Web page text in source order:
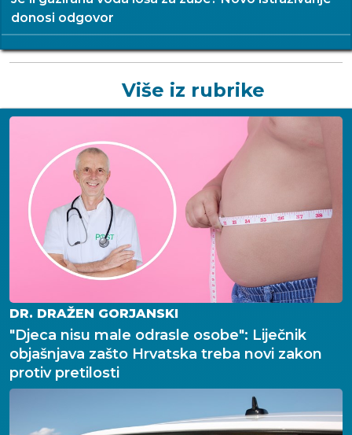
donosi odgovor
Više iz rubrike
DR. DRAŽEN GORJANSKI
"Djeca nisu male odrasle osobe": Liječnik
objašnjava zašto Hrvatska treba novi zakon
protiv pretilosti